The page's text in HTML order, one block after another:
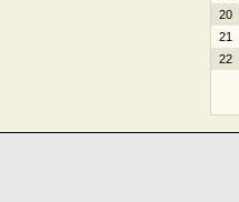
20
21
22